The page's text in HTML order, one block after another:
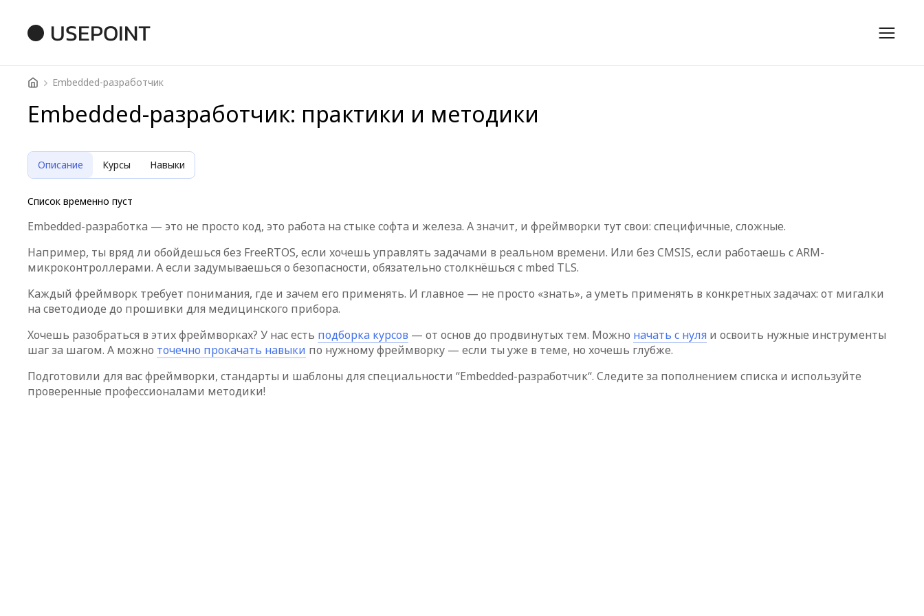
USEPOINT
Embedded-разработчик
Embedded-разработчик: практики и методики
Описание Курсы Навыки
Список временно пуст
Embedded-разработка — это не просто код, это работа на стыке софта и железа. А значит, и фреймворки тут свои: специфичные, сложные.
Например, ты вряд ли обойдешься без FreeRTOS, если хочешь управлять задачами в реальном времени. Или без CMSIS, если работаешь с ARM-
микроконтроллерами. А если задумываешься о безопасности, обязательно столкнёшься с mbed TLS.
Каждый фреймворк требует понимания, где и зачем его применять. И главное — не просто «знать», а уметь применять в конкретных задачах: от мигалки
на светодиоде до прошивки для медицинского прибора.
Хочешь разобраться в этих фреймворках? У нас есть подборка курсов — от основ до продвинутых тем. Можно начать с нуля и освоить нужные инструменты
шаг за шагом. А можно точечно прокачать навыки по нужному фреймворку — если ты уже в теме, но хочешь глубже.
Подготовили для вас фреймворки, стандарты и шаблоны для специальности “Embedded-разработчик“. Следите за пополнением списка и используйте
проверенные профессионалами методики!